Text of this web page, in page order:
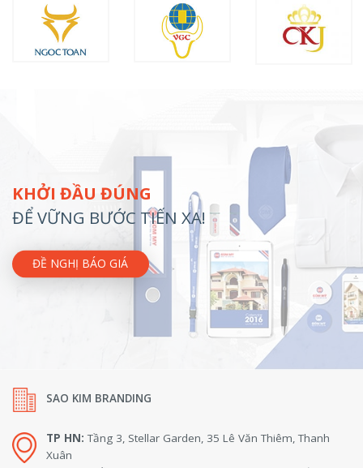
KHỞI ĐẦU ĐÚNG
ĐỂ VỮNG BƯỚC TIẾN XA!
ĐỀ NGHỊ BÁO GIÁ
SAO KIM BRANDING
TP HN: Tầng 3, Stellar Garden, 35 Lê Văn Thiêm, Thanh
Xuân